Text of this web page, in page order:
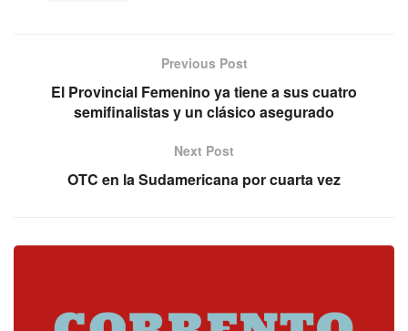
Previous Post
El Provincial Femenino ya tiene a sus cuatro
semifinalistas y un clásico asegurado
Next Post
OTC en la Sudamericana por cuarta vez